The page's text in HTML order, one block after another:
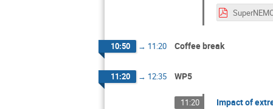
10:50 → 11:20 Coffee break
11:20 → 12:35 WP5
11:20 Impact of